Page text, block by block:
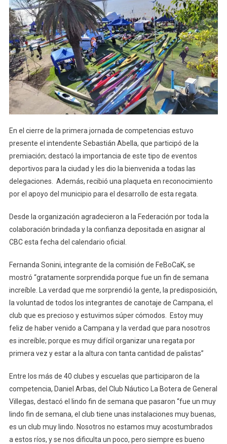
En el cierre de la primera jornada de competencias estuvo
presente el intendente Sebastián Abella, que participó de la
premiación; destacó la importancia de este tipo de eventos
deportivos para la ciudad y les dio la bienvenida a todas las
delegaciones. Además, recibió una plaqueta en reconocimiento
por el apoyo del municipio para el desarrollo de esta regata.
Desde la organización agradecieron a la Federación por toda la
colaboración brindada y la confianza depositada en asignar al
CBC esta fecha del calendario oficial.
Fernanda Sonini, integrante de la comisión de FeBoCaK, se
mostró “gratamente sorprendida porque fue un fin de semana
increíble. La verdad que me sorprendió la gente, la predisposición,
la voluntad de todos los integrantes de canotaje de Campana, el
club que es precioso y estuvimos súper cómodos. Estoy muy
feliz de haber venido a Campana y la verdad que para nosotros
es increíble; porque es muy difícil organizar una regata por
primera vez y estar a la altura con tanta cantidad de palistas”
Entre los más de 40 clubes y escuelas que participaron de la
competencia, Daniel Arbas, del Club Náutico La Botera de General
Villegas, destacó el lindo fin de semana que pasaron “fue un muy
lindo fin de semana, el club tiene unas instalaciones muy buenas,
es un club muy lindo. Nosotros no estamos muy acostumbrados
a estos ríos, y se nos dificulta un poco, pero siempre es bueno